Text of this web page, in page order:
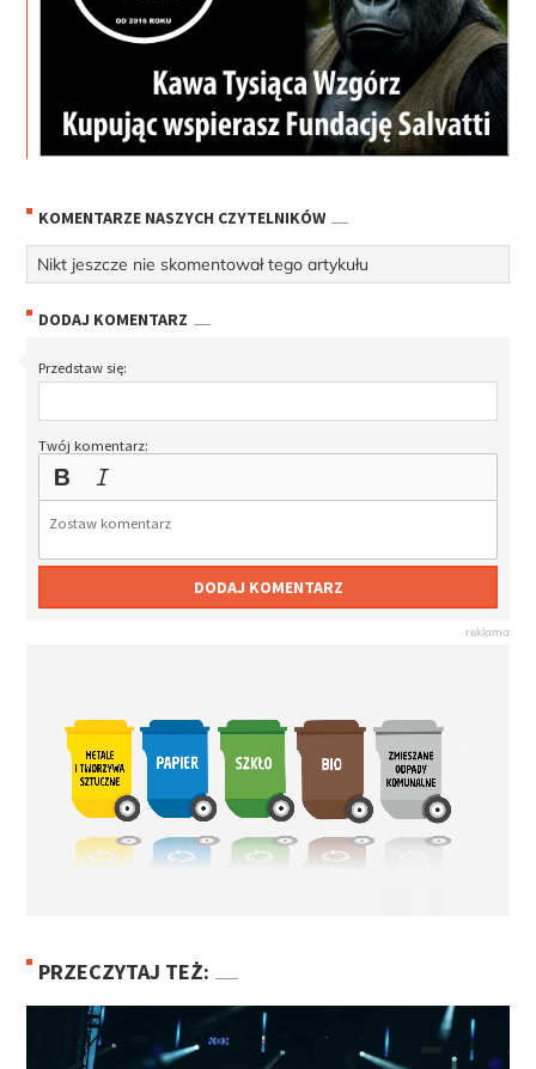
KOMENTARZE NASZYCH CZYTELNIKÓW
Nikt jeszcze nie skomentował tego artykułu
DODAJ KOMENTARZ
Przedstaw się:
Twój komentarz:
DODAJ KOMENTARZ
PRZECZYTAJ TEŻ: